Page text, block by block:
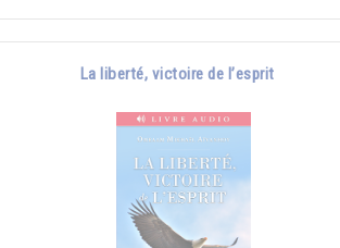
La liberté, victoire de l’esprit